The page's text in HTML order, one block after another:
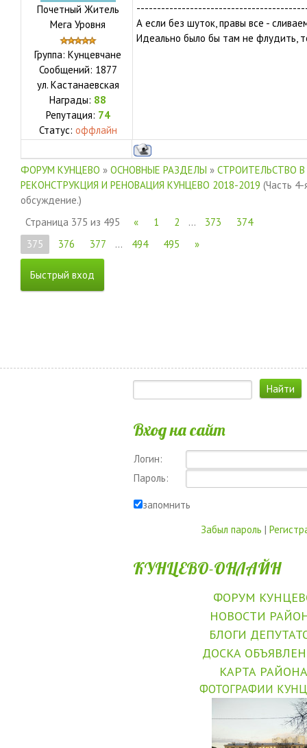
Почетный Житель
Мега Уровня
Группа: Кунцевчане
Сообщений: 1877
ул. Кастанаевская
Награды: 88
Репутация: 74
Статус: оффлайн
А если без шуток, правы все -
Идеально было бы там не флудить,
ФОРУМ КУНЦЕВО » ОСНОВНЫЕ РАЗДЕЛЫ » СТРОИТЕЛЬСТВО
РЕКОНСТРУКЦИЯ И РЕНОВАЦИЯ КУНЦЕВО 2018-2019 (Часть 4-
обсуждение.)
Страница 375 из 495 « 1 2 … 373
374
375
376 377 … 494 495 »
Вход на сайт
Логин:
Пароль:
запомнить
Забыл пароль |
КУНЦЕВО-ОНЛАЙН
ФОРУМ
НОВОСТИ
БЛОГИ
ДОСКА
КАРТА РАЙОНА
ФОТОГРАФИИ